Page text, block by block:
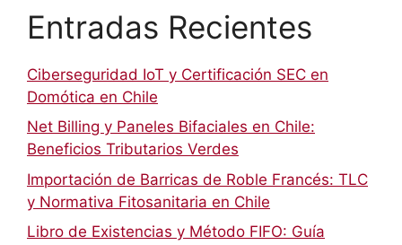
Entradas Recientes
Ciberseguridad IoT y Certificación SEC en
Domótica en Chile
Net Billing y Paneles Bifaciales en Chile:
Beneficios Tributarios Verdes
Importación de Barricas de Roble Francés: TLC
y Normativa Fitosanitaria en Chile
Libro de Existencias y Método FIFO: Guía